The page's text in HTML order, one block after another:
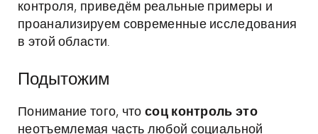
контроля, приведём реальные примеры и
проанализируем современные исследования
в этой области.
Подытожим
Понимание того, что соц контроль это
неотъемлемая часть любой социальной